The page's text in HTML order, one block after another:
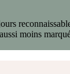
moins